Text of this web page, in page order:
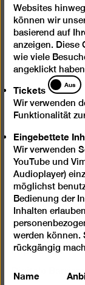
breite) Berliner
Instagram
Presse
Newsletter
Fragen &
Kontakt
Impressum
Digitale
Websites
können wir
basierend auf
anzeigen. Diese
wie viele
angeklickt
Tickets
Tickets
Aus
Wir verwenden
Funktionalität
Eingebettete
Wir verwenden
YouTube und
Audioplayer)
möglichst
Bedienung der
Inhalten
werden können.
rückgängig
Name